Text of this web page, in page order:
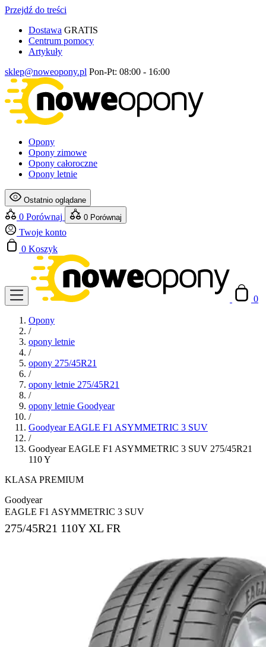
Przejdź do treści
Dostawa GRATIS
Centrum pomocy
Artykuły
sklep@noweopony.pl Pon-Pt: 08:00 - 16:00
Opony
Opony zimowe
Opony całoroczne
Opony letnie
Ostatnio oglądane
0 Porównaj 0 Porównaj
Twoje konto
0 Koszyk
0
Opony
/
opony letnie
/
opony 275/45R21
/
opony letnie 275/45R21
/
opony letnie Goodyear
/
Goodyear EAGLE F1 ASYMMETRIC 3 SUV
/
Goodyear EAGLE F1 ASYMMETRIC 3 SUV 275/45R21
110 Y
KLASA PREMIUM
Goodyear
EAGLE F1 ASYMMETRIC 3 SUV
275/45R21 110Y XL FR